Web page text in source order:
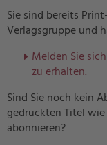
Sie sind bereits
Verlagsgruppe und
Melden Sie
zu erhalten.
Sind Sie noch kein
gedruckten Titel
abonnieren?